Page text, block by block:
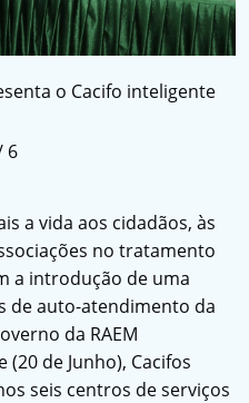
o Cacifo inteligente
6
a vida aos cidadãos, às
no tratamento
a introdução de uma
de auto-atendimento da
da RAEM
de Junho), Cacifos
seis centros de serviços